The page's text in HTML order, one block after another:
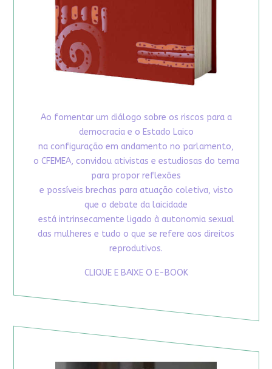
Ao fomentar um diálogo sobre os riscos para a
democracia e o Estado Laico
na configuração em andamento no parlamento,
o CFEMEA, convidou ativistas e estudiosas do tema
para propor reflexões
e possíveis brechas para atuação coletiva, visto
que o debate da laicidade
está intrinsecamente ligado à autonomia sexual
das mulheres e tudo o que se refere aos direitos
reprodutivos.
CLIQUE E BAIXE O E-BOOK